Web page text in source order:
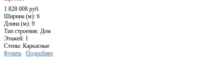
1 828 008 руб.
Ширина (м): 6
Длина (м): 9
Тип строения: Дом
Этажей: 1
Стены: Каркасные
Купить
Подробнее